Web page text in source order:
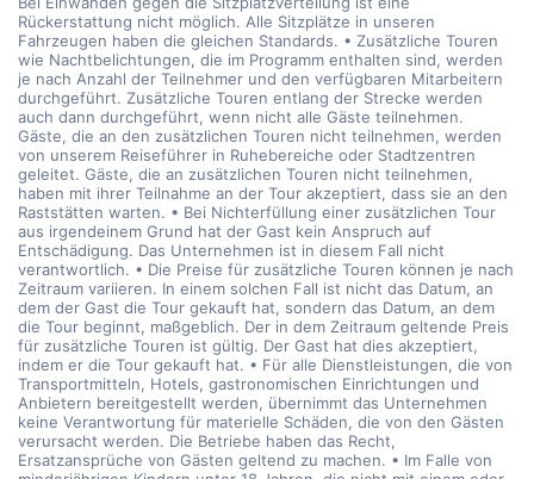
Rückerstattung nicht möglich. Alle Sitzplätze in unseren
Fahrzeugen haben die gleichen Standards. • Zusätzliche Touren
wie Nachtbelichtungen, die im Programm enthalten sind, werden
je nach Anzahl der Teilnehmer und den verfügbaren Mitarbeitern
durchgeführt. Zusätzliche Touren entlang der Strecke werden
auch dann durchgeführt, wenn nicht alle Gäste teilnehmen.
Gäste, die an den zusätzlichen Touren nicht teilnehmen, werden
von unserem Reiseführer in Ruhebereiche oder Stadtzentren
geleitet. Gäste, die an zusätzlichen Touren nicht teilnehmen,
haben mit ihrer Teilnahme an der Tour akzeptiert, dass sie an den
Raststätten warten. • Bei Nichterfüllung einer zusätzlichen Tour
aus irgendeinem Grund hat der Gast kein Anspruch auf
Entschädigung. Das Unternehmen ist in diesem Fall nicht
verantwortlich. • Die Preise für zusätzliche Touren können je nach
Zeitraum variieren. In einem solchen Fall ist nicht das Datum, an
dem der Gast die Tour gekauft hat, sondern das Datum, an dem
die Tour beginnt, maßgeblich. Der in dem Zeitraum geltende Preis
für zusätzliche Touren ist gültig. Der Gast hat dies akzeptiert,
indem er die Tour gekauft hat. • Für alle Dienstleistungen, die von
Transportmitteln, Hotels, gastronomischen Einrichtungen und
Anbietern bereitgestellt werden, übernimmt das Unternehmen
keine Verantwortung für materielle Schäden, die von den Gästen
verursacht werden. Die Betriebe haben das Recht,
Ersatzansprüche von Gästen geltend zu machen. • Im Falle von